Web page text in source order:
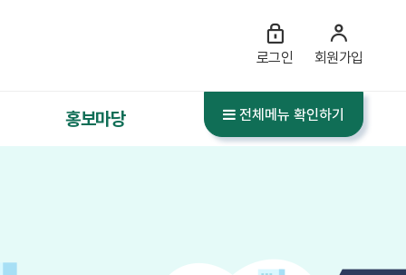
로그인 회원가입
홍보마당 전체메뉴 확인하기